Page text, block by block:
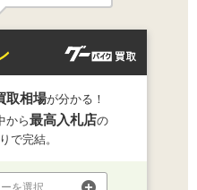
取相場が分かる！
から最高入札店の
で完結。
を選択